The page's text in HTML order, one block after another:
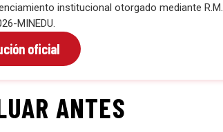
institucional otorgado mediante R.M.
MINEDU.
oficial
ANTES